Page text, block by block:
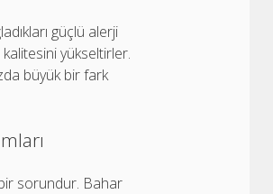
güçlü alerji
yükseltirler.
büyük bir fark
sorundur. Bahar